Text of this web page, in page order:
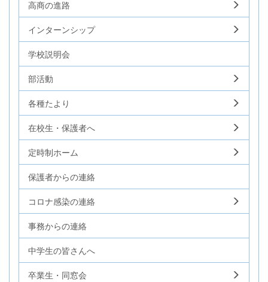
高商の進路
インターンシップ
学校説明会
部活動
各種たより
在校生・保護者へ
定時制ホーム
保護者からの連絡
コロナ感染の連絡
事務からの連絡
中学生の皆さんへ
卒業生・同窓会